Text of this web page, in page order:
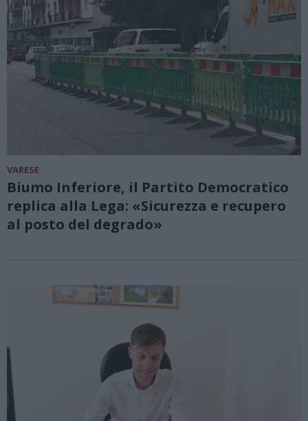
VARESE
Biumo Inferiore, il Partito Democratico
replica alla Lega: «Sicurezza e recupero
al posto del degrado»